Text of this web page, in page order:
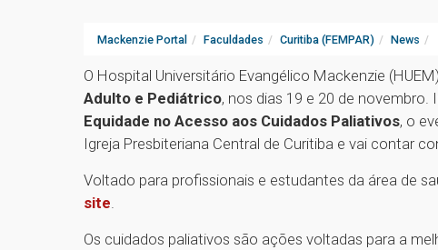
Mackenzie Portal Faculdades Curitiba (FEMPAR) News
O Hospital Universitário Evangélico Mackenzie
Adulto e Pediátrico, nos dias 19 e 20 de novembro.
Equidade no Acesso aos Cuidados Paliativos, o
Igreja Presbiteriana Central de Curitiba e vai contar
Voltado para profissionais e estudantes da área de
site.
Os cuidados paliativos são ações voltadas para a